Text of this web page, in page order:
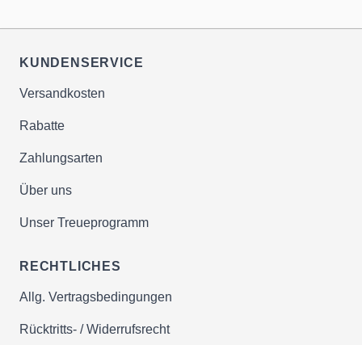
Bestellungen & Anfragen
✔Für jede Bestellung erhalten Sie
Treueguthaben für Ihre nächste
KUNDENSERVICE
Versandkosten
Rabatte
Zahlungsarten
Über uns
Unser Treueprogramm
RECHTLICHES
Allg. Vertragsbedingungen
Rücktritts- / Widerrufsrecht